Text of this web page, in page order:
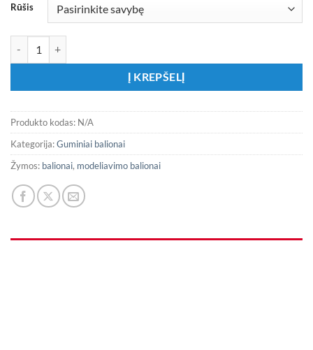
Rūšis
Į KREPŠELĮ
Produkto kodas: N/A
Kategorija:Guminiai balionai
Žymos: balionai, modeliavimo balionai